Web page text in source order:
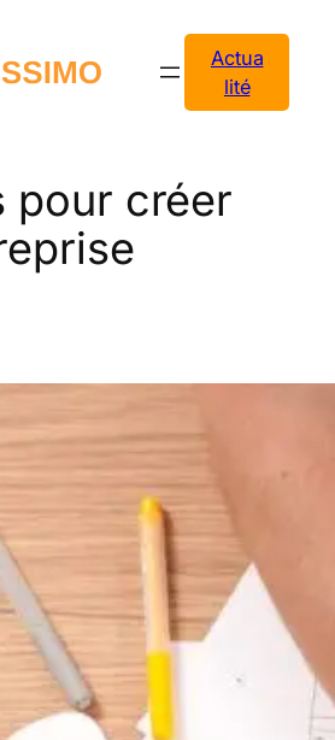
Actua
lité
pour créer